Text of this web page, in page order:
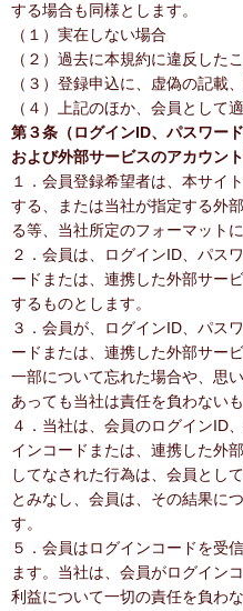
する場合も同様とします。
（１）実在しない場合
（２）過去に本規約に違反した
（３）登録申込に、虚偽の記載
（４）上記のほか、会員として
第３条（ログインID、パスワー
および外部サービスのアカウン
１．会員登録希望者は、本サイ
する、または当社が指定する外
る等、当社所定のフォーマット
２．会員は、ログインID、パス
ードまたは、連携した外部サー
するものとします。
３．会員が、ログインID、パス
ードまたは、連携した外部サー
一部について忘れた場合や、思
あっても当社は責任を負わないも
４．当社は、会員のログインID
インコードまたは、連携した外
してなされた行為は、会員とし
とみなし、会員は、その結果に
す。
５．会員はログインコードを受
ます。当社は、会員がログイン
利益について一切の責任を負わ